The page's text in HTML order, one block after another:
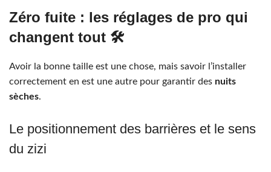
Zéro fuite : les réglages de pro qui
changent tout 🛠️
Avoir la bonne taille est une chose, mais savoir l’installer
correctement en est une autre pour garantir des nuits
sèches.
Le positionnement des barrières et le sens
du zizi